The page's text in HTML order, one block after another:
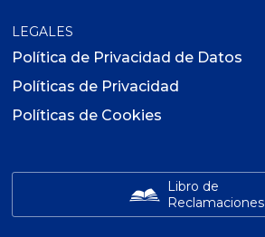
LEGALES
Política de Privacidad de Datos
Políticas de Privacidad
Políticas de Cookies
Libro de
Reclamaciones